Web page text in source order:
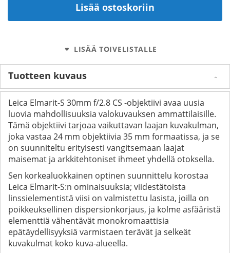
Lisää ostoskoriin
LISÄÄ TOIVELISTALLE
Tuotteen kuvaus
Leica Elmarit-S 30mm f/2.8 CS -objektiivi avaa uusia
luovia mahdollisuuksia valokuvauksen ammattilaisille.
Tämä objektiivi tarjoaa vaikuttavan laajan kuvakulman,
joka vastaa 24 mm objektiivia 35 mm formaatissa, ja se
on suunniteltu erityisesti vangitsemaan laajat
maisemat ja arkkitehtoniset ihmeet yhdellä otoksella.
Sen korkealuokkainen optinen suunnittelu korostaa
Leica Elmarit-S:n ominaisuuksia; viidestätoista
linssielementistä viisi on valmistettu lasista, joilla on
poikkeuksellinen dispersionkorjaus, ja kolme asfääristä
elementtiä vähentävät monokromaattisia
epätäydellisyyksiä varmistaen terävät ja selkeät
kuvakulmat koko kuva-alueella.